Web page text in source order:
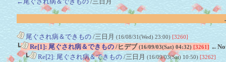
尾ぐされ病＆できもの/三日月 (16/08/31(Wed) 23:00) [3260]
┗ Re[1]: 尾ぐされ病＆できもの/ヒデブ(16/09/03(Sat) 04:32) [3261]
┗
Re[2]: 尾ぐされ病＆できもの/三日月 (16/09/03(Sat) 10:50) [3262]